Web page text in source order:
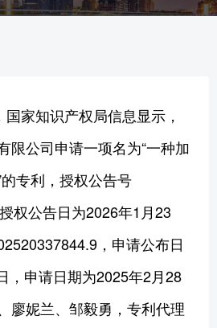
家知识产权局信息显示，
限公司申请一项名为“一种加
专利，授权公告号
权公告日为2026年1月23
，申请公布日
，申请日期为2025年2月28
廖妮兰、邹毅勇，专利代理